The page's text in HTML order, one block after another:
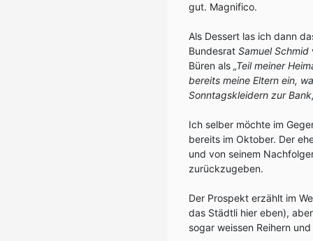
gut. Magnifico.
Als Dessert las ich dann
Bundesrat Samuel Schmid
Büren als „Teil meiner
bereits meine Eltern ein,
Sonntagskleidern zur
Ich selber möchte im
bereits im Oktober. Der
und von seinem
zurückzugeben.
Der Prospekt erzählt im
das Städtli hier eben),
sogar weissen Reihern